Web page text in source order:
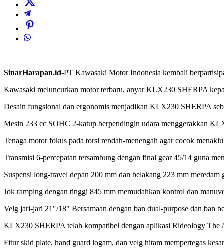
SinarHarapan.id-PT Kawasaki Motor Indonesia kembali
Kawasaki meluncurkan motor terbaru, anyar KLX230 SHERPA
Desain fungsional dan ergonomis menjadikan KLX230 SHERPA
Mesin 233 cc SOHC 2-katup berpendingin udara menggerakkan
Tenaga motor fokus pada torsi rendah-menengah agar cocok
Transmisi 6-percepatan tersambung dengan final gear 45/14 guna
Suspensi long-travel depan 200 mm dan belakang 223 mm meredam
Jok ramping dengan tinggi 845 mm memudahkan kontrol dan
Velg jari-jari 21″/18″ Bersamaan dengan ban dual-purpose dan ban
KLX230 SHERPA telah kompatibel dengan aplikasi Rideology The
Fitur skid plate, hand guard logam, dan velg hitam mempertegas